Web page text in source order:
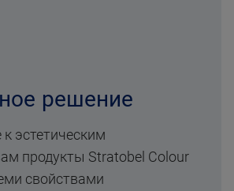
решение
эстетическим
продукты Stratobel Colour
свойствами